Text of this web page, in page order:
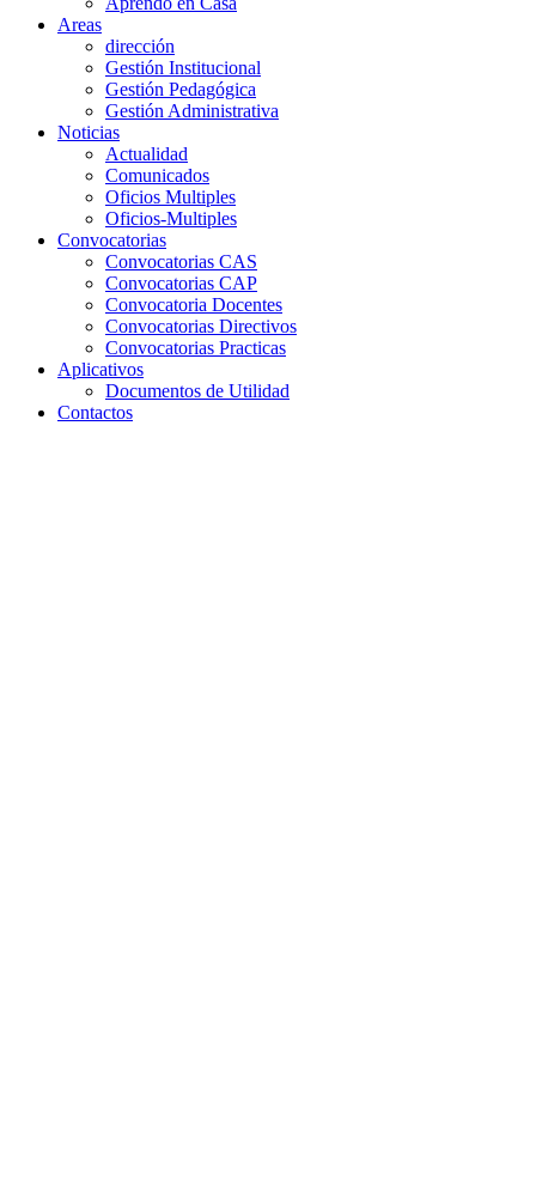
Areas
dirección
Gestión Institucional
Gestión Pedagógica
Gestión Administrativa
Noticias
Actualidad
Comunicados
Oficios Multiples
Oficios-Multiples
Convocatorias
Convocatorias CAS
Convocatorias CAP
Convocatoria Docentes
Convocatorias Directivos
Convocatorias Practicas
Aplicativos
Documentos de Utilidad
Contactos